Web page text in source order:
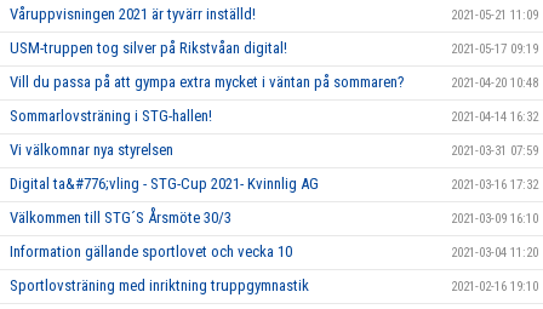
Våruppvisningen 2021 är tyvärr inställd! 2021-05-21 11:09
USM-truppen tog silver på Rikstvåan digital! 2021-05-17 09:19
Vill du passa på att gympa extra mycket i väntan på sommaren? 2021-04-20 10:48
Sommarlovsträning i STG-hallen! 2021-04-14 16:32
Vi välkomnar nya styrelsen 2021-03-31 07:59
Digital ta&#776;vling - STG-Cup 2021- Kvinnlig AG 2021-03-16 17:32
Välkommen till STG´S Årsmöte 30/3 2021-03-09 16:10
Information gällande sportlovet och vecka 10 2021-03-04 11:20
Sportlovsträning med inriktning truppgymnastik 2021-02-16 19:10